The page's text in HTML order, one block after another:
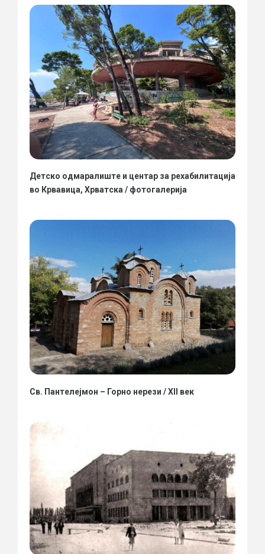
Детско одмаралиште и центар за рехабилитација
во Крвавица, Хрватска / фотогалерија
Св. Пантелејмон – Горно нерези / XII век